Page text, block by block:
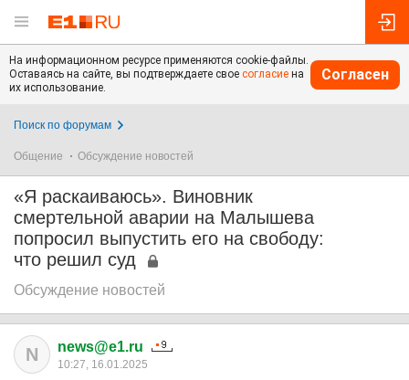
На информационном ресурсе применяются cookie-файлы.
Оставаясь на сайте, вы подтверждаете свое согласие на
их использование.
Согласен
Поиск по форумам
Общение Обсуждение новостей
«Я раскаиваюсь». Виновник
смертельной аварии на Малышева
попросил выпустить его на свободу:
что решил суд
Обсуждение новостей
N news@e1.ru
10:27, 16.01.2025